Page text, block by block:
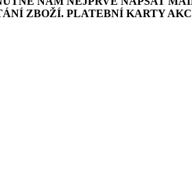
ZBOŽÍ. PLATEBNÍ KARTY